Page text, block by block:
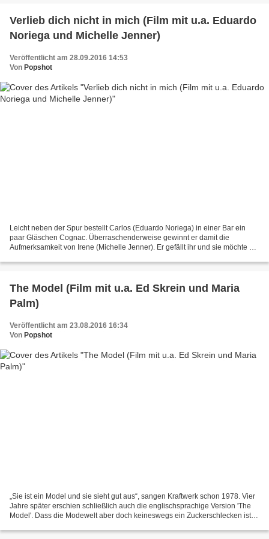
Verlieb dich nicht in mich (Film mit u.a. Eduardo
Noriega und Michelle Jenner)
Veröffentlicht am 28.09.2016 14:53
Von Popshot
Leicht neben der Spur bestellt Carlos (Eduardo Noriega) in einer Bar ein
paar Gläschen Cognac. Überraschenderweise gewinnt er damit die
Aufmerksamkeit von Irene (Michelle Jenner). Er gefällt ihr und sie möchte mit
The Model (Film mit u.a. Ed Skrein und Maria
Palm)
Veröffentlicht am 23.08.2016 16:34
Von Popshot
„Sie ist ein Model und sie sieht gut aus“, sangen Kraftwerk schon 1978. Vier
Jahre später erschien schließlich auch die englischsprachige Version 'The
Model'. Dass die Modewelt aber doch keineswegs ein Zuckerschlecken ist,